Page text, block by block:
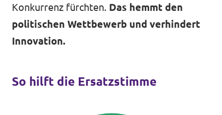
Konkurrenz fürchten. Das hemmt den
politischen Wettbewerb und verhindert
Innovation.
So hilft die Ersatzstimme